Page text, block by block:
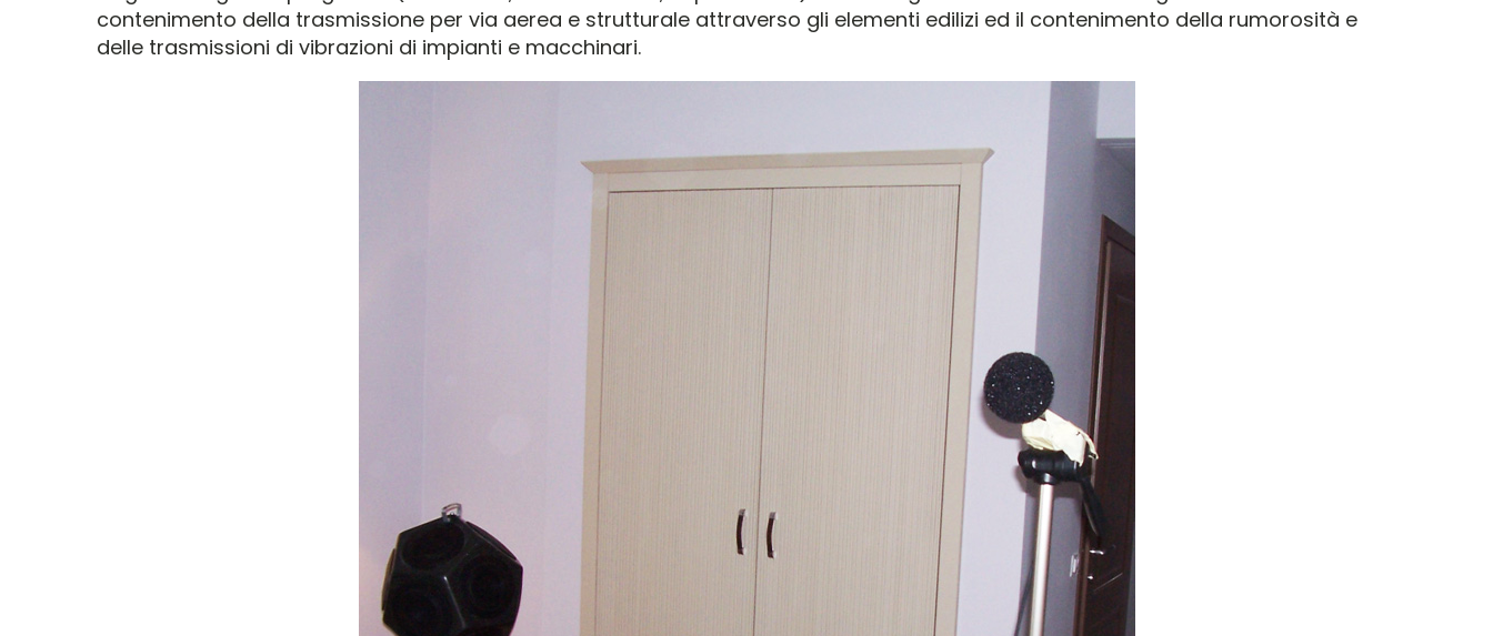
contenimento della trasmissione per via aerea e strutturale attraverso gli elementi edilizi ed il contenimento della rumorosità e
delle trasmissioni di vibrazioni di impianti e macchinari.